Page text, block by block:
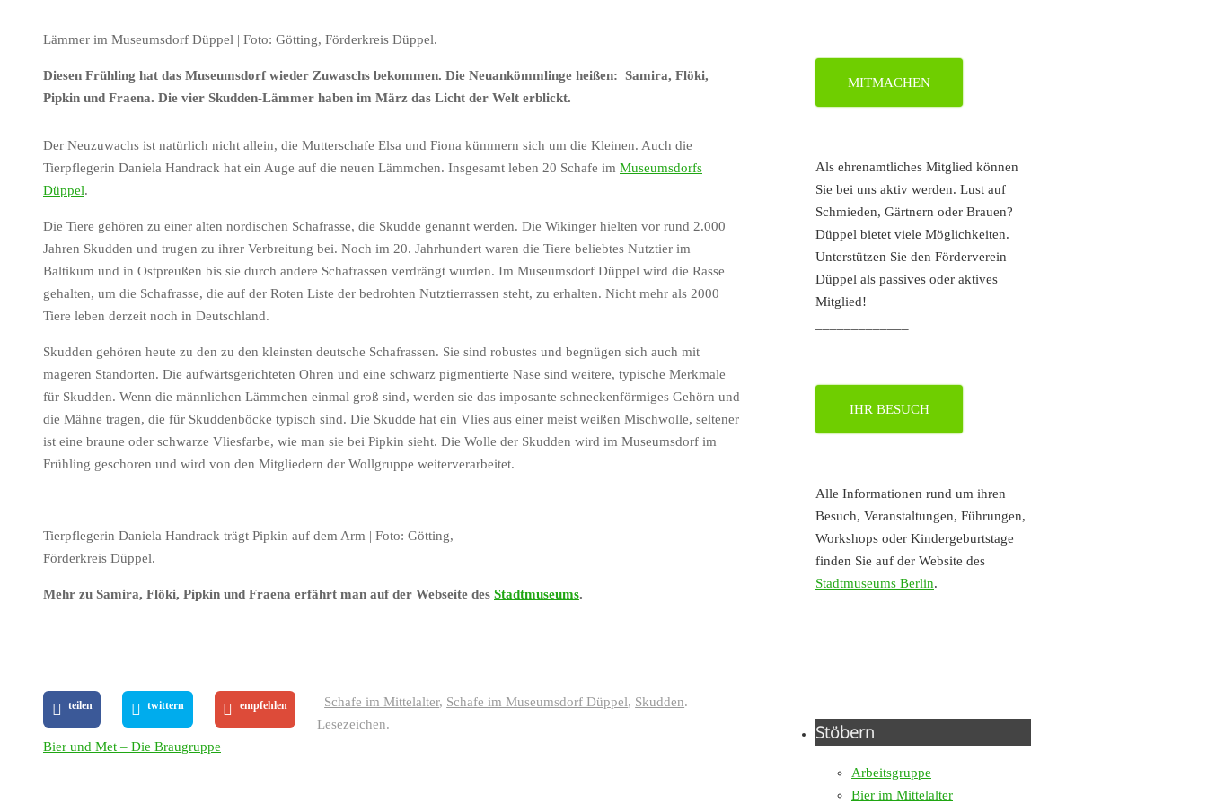
Lämmer im Museumsdorf Düppel | Foto: Götting, Förderkreis Düppel.
Diesen Frühling hat das Museumsdorf wieder Zuwaschs bekommen. Die Neuankömmlinge heißen: Samira, Flöki,
Pipkin und Fraena. Die vier Skudden-Lämmer haben im März das Licht der Welt erblickt.
Der Neuzuwachs ist natürlich nicht allein, die Mutterschafe Elsa und Fiona kümmern sich um die Kleinen. Auch die
Tierpflegerin Daniela Handrack hat ein Auge auf die neuen Lämmchen. Insgesamt leben 20 Schafe im Museumsdorfs
Düppel.
Die Tiere gehören zu einer alten nordischen Schafrasse, die Skudde genannt werden. Die Wikinger hielten vor rund 2.000
Jahren Skudden und trugen zu ihrer Verbreitung bei. Noch im 20. Jahrhundert waren die Tiere beliebtes Nutztier im
Baltikum und in Ostpreußen bis sie durch andere Schafrassen verdrängt wurden. Im Museumsdorf Düppel wird die Rasse
gehalten, um die Schafrasse, die auf der Roten Liste der bedrohten Nutztierrassen steht, zu erhalten. Nicht mehr als 2000
Tiere leben derzeit noch in Deutschland.
Skudden gehören heute zu den zu den kleinsten deutsche Schafrassen. Sie sind robustes und begnügen sich auch mit
mageren Standorten. Die aufwärtsgerichteten Ohren und eine schwarz pigmentierte Nase sind weitere, typische Merkmale
für Skudden. Wenn die männlichen Lämmchen einmal groß sind, werden sie das imposante schneckenförmiges Gehörn und
die Mähne tragen, die für Skuddenböcke typisch sind. Die Skudde hat ein Vlies aus einer meist weißen Mischwolle, seltener
ist eine braune oder schwarze Vliesfarbe, wie man sie bei Pipkin sieht. Die Wolle der Skudden wird im Museumsdorf im
Frühling geschoren und wird von den Mitgliedern der Wollgruppe weiterverarbeitet.
Tierpflegerin Daniela Handrack trägt Pipkin auf dem Arm | Foto: Götting,
Förderkreis Düppel.
Mehr zu Samira, Flöki, Pipkin und Fraena erfährt man auf der Webseite des Stadtmuseums.
teilen twittern empfehlen Schafe im Mittelalter, Schafe im Museumsdorf Düppel, Skudden.
Lesezeichen.
Bier und Met – Die Braugruppe
MITMACHEN
Als ehrenamtliches Mitglied können
Sie bei uns aktiv werden. Lust auf
Schmieden, Gärtnern oder Brauen?
Düppel bietet viele Möglichkeiten.
Unterstützen Sie den Förderverein
Düppel als passives oder aktives
Mitglied!
IHR BESUCH
Alle Informationen rund um ihren
Besuch, Veranstaltungen, Führungen,
Workshops oder Kindergeburtstage
finden Sie auf der Website des
Stadtmuseums Berlin.
Stöbern
Arbeitsgruppe
Bier im Mittelalter